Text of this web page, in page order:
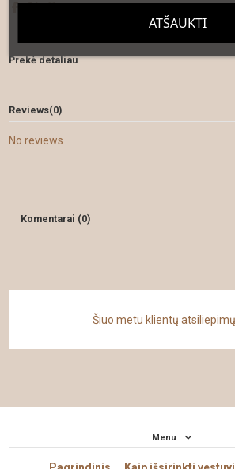
Prekė detaliau
Reviews(0)
No reviews
Komentarai (0)
Šiuo metu klientų atsiliepimų
Menu
ATŠAUKTI